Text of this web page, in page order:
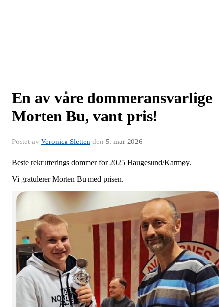
En av våre dommeransvarlige
Morten Bu, vant pris!
Postet av Veronica Sletten den 5. mar 2026
Beste rekrutterings dommer for 2025 Haugesund/Karmøy.
Vi gratulerer Morten Bu med prisen.